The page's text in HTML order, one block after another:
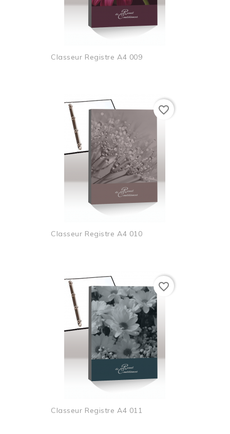
Classeur Registre A4 009
Classeur Registre A4 010
favorite_border
Classeur Registre A4 011
favorite_border